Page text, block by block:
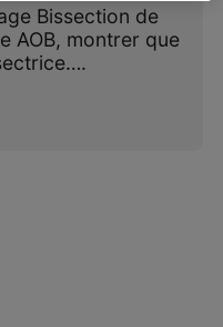
Bissection de
AOB, montrer que